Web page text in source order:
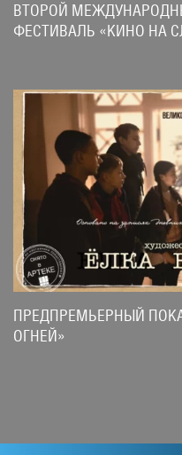
ВТОРОЙ
ФЕСТИВАЛЬ «КИНО НА
ПРЕДПРЕМЬЕРНЫЙ
ОГНЕЙ»